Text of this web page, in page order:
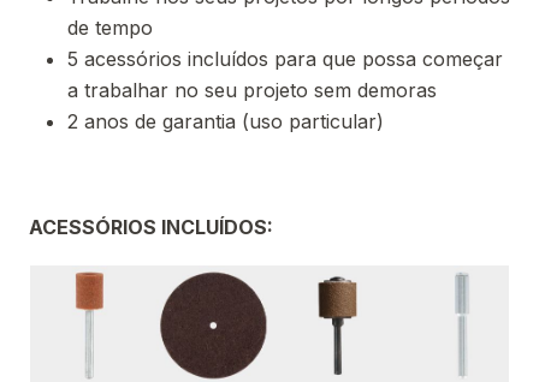
de tempo
5 acessórios incluídos para que possa começar
a trabalhar no seu projeto sem demoras
2 anos de garantia (uso particular)
ACESSÓRIOS INCLUÍDOS: